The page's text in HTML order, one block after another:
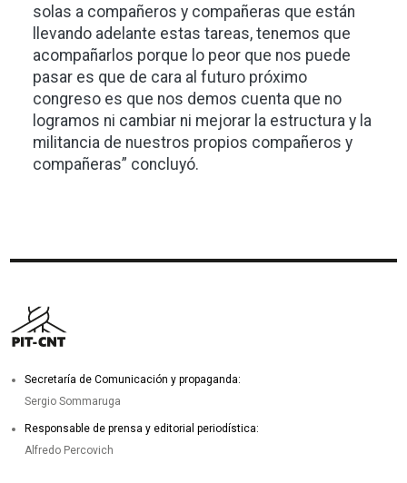
solas a compañeros y compañeras que están
llevando adelante estas tareas, tenemos que
acompañarlos porque lo peor que nos puede
pasar es que de cara al futuro próximo
congreso es que nos demos cuenta que no
logramos ni cambiar ni mejorar la estructura y la
militancia de nuestros propios compañeros y
compañeras” concluyó.
Secretaría de Comunicación y propaganda:
Sergio Sommaruga
Responsable de prensa y editorial periodística:
Alfredo Percovich